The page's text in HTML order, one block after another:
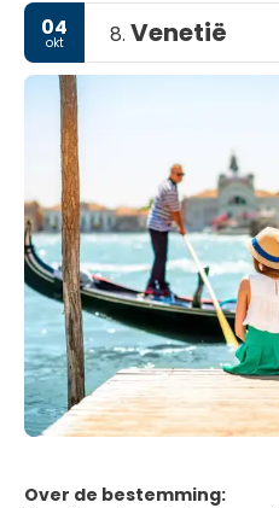
04
okt 8. Venetië
Over de bestemming: